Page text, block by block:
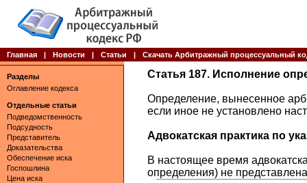
Главная | Новости | Статьи | Скачать Арбитражный процессуальный
Разделы
Оглавление кодекса
Отдельные статьи
Подведомственность
Подсудность
Представитель
Доказательства
Обеспечение иска
Госпошлина
Цена иска
Статья 187. Исполнение
Определение, вынесенное
если иное не установлено
Адвокатская практика по
В настоящее время
определения) не